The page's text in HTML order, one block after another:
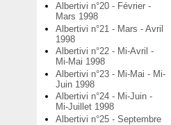
Albertivi n°20 - Février -
Mars 1998
Albertivi n°21 - Mars - Avril
1998
Albertivi n°22 - Mi-Avril -
Mi-Mai 1998
Albertivi n°23 - Mi-Mai - Mi-
Juin 1998
Albertivi n°24 - Mi-Juin -
Mi-Juillet 1998
Albertivi n°25 - Septembre